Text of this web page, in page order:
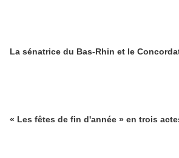
La sénatrice du Bas-Rhin et le
« Les fêtes de fin d'année » en trois